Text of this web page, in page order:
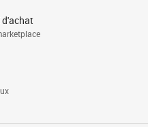
d'achat